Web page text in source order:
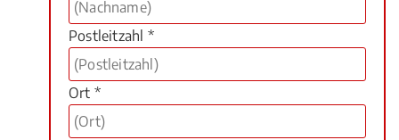
Postleitzahl *
Ort *